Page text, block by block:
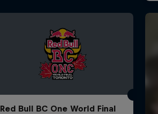
Red Bull BC One World Final